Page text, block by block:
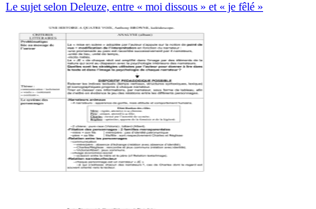
Le sujet selon Deleuze, entre « moi dissous » et « je fêlé »